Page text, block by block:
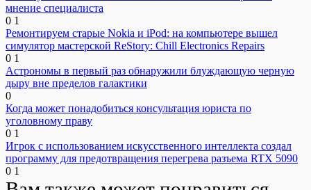
мнение специалиста
0 1
Ремонтируем старые Nokia и iPod: на компьютере вышел
симулятор мастерской ReStory: Chill Electronics Repairs
0 1
Астрономы в первый раз обнаружили блуждающую черную
дыру вне пределов галактики
0
Когда может понадобиться консультация юриста по
уголовному праву
0 1
Игрок с использованием искусственного интеллекта создал
программу для предотвращения перегрева разъема RTX 5090
0 1